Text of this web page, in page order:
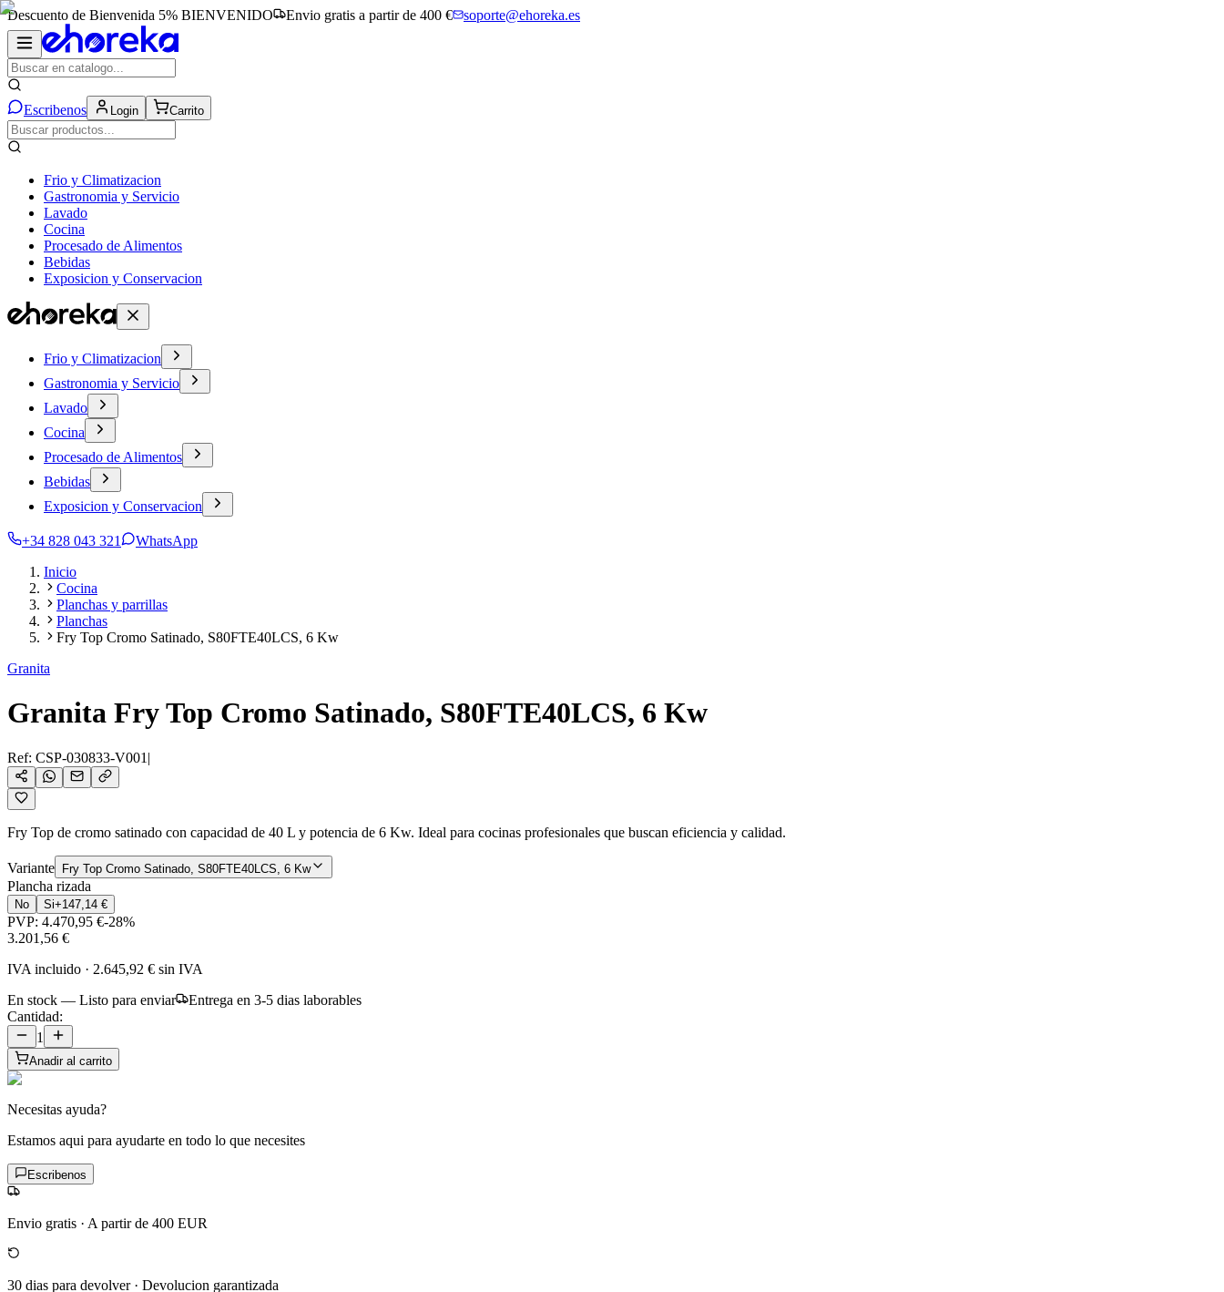
Descuento de Bienvenida 5% BIENVENIDO Envio gratis a partir de 400 € soporte@ehoreka.es
Escribenos Login Carrito
Frio y Climatizacion
Gastronomia y Servicio
Lavado
Cocina
Procesado de Alimentos
Bebidas
Exposicion y Conservacion
Frio y Climatizacion
Gastronomia y Servicio
Lavado
Cocina
Procesado de Alimentos
Bebidas
Exposicion y Conservacion
+34 828 043 321
WhatsApp
Inicio
Cocina
Planchas y parrillas
Planchas
Fry Top Cromo Satinado, S80FTE40LCS, 6 Kw
Granita
Granita Fry Top Cromo Satinado, S80FTE40LCS, 6 Kw
Ref: CSP-030833-V001 |
Fry Top de cromo satinado con capacidad de 40 L y potencia de 6 Kw. Ideal para cocinas profesionales que buscan eficiencia y calidad.
Variante Fry Top Cromo Satinado, S80FTE40LCS, 6 Kw
Plancha rizada
No Si+147,14 €
PVP: 4.470,95 €-28%
3.201,56 €
IVA incluido · 2.645,92 € sin IVA
En stock — Listo para enviar
Entrega en 3-5 dias laborables
Cantidad:
1
Anadir al carrito
Necesitas ayuda?
Estamos aqui para ayudarte en todo lo que necesites
Escribenos
Envio gratis · A partir de 400 EUR
30 dias para devolver· Devolucion garantizada